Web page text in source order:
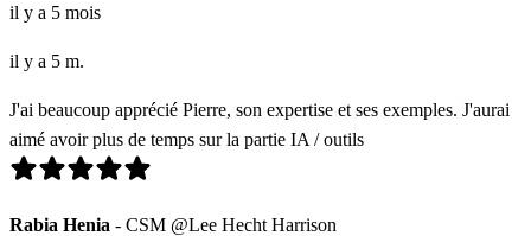
il y a 5 mois
il y a 5 m.
J'ai beaucoup apprécié Pierre, son expertise et ses exemples. J'aurai
aimé avoir plus de temps sur la partie IA / outils
Rabia Henia - CSM @Lee Hecht Harrison